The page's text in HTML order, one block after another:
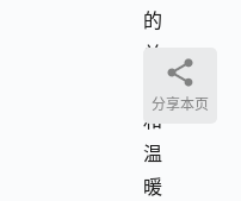
的
关
和
温
暖
分享本页